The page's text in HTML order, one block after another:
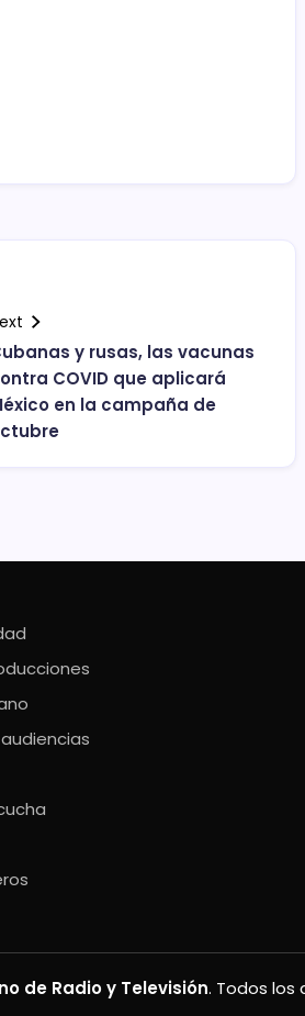
y rusas, las vacunas
COVID que aplicará
en la campaña de
de Radio y Televisión. Todos los